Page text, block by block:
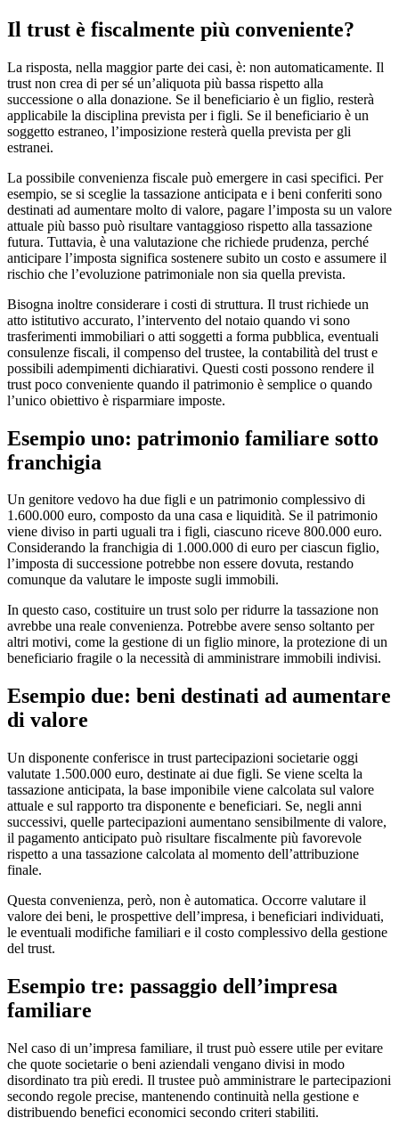
Il trust è fiscalmente più conveniente?
La risposta, nella maggior parte dei casi, è: non automaticamente. Il
trust non crea di per sé un’aliquota più bassa rispetto alla
successione o alla donazione. Se il beneficiario è un figlio, resterà
applicabile la disciplina prevista per i figli. Se il beneficiario è un
soggetto estraneo, l’imposizione resterà quella prevista per gli
estranei.
La possibile convenienza fiscale può emergere in casi specifici. Per
esempio, se si sceglie la tassazione anticipata e i beni conferiti sono
destinati ad aumentare molto di valore, pagare l’imposta su un valore
attuale più basso può risultare vantaggioso rispetto alla tassazione
futura. Tuttavia, è una valutazione che richiede prudenza, perché
anticipare l’imposta significa sostenere subito un costo e assumere il
rischio che l’evoluzione patrimoniale non sia quella prevista.
Bisogna inoltre considerare i costi di struttura. Il trust richiede un
atto istitutivo accurato, l’intervento del notaio quando vi sono
trasferimenti immobiliari o atti soggetti a forma pubblica, eventuali
consulenze fiscali, il compenso del trustee, la contabilità del trust e
possibili adempimenti dichiarativi. Questi costi possono rendere il
trust poco conveniente quando il patrimonio è semplice o quando
l’unico obiettivo è risparmiare imposte.
Esempio uno: patrimonio familiare sotto
franchigia
Un genitore vedovo ha due figli e un patrimonio complessivo di
1.600.000 euro, composto da una casa e liquidità. Se il patrimonio
viene diviso in parti uguali tra i figli, ciascuno riceve 800.000 euro.
Considerando la franchigia di 1.000.000 di euro per ciascun figlio,
l’imposta di successione potrebbe non essere dovuta, restando
comunque da valutare le imposte sugli immobili.
In questo caso, costituire un trust solo per ridurre la tassazione non
avrebbe una reale convenienza. Potrebbe avere senso soltanto per
altri motivi, come la gestione di un figlio minore, la protezione di un
beneficiario fragile o la necessità di amministrare immobili indivisi.
Esempio due: beni destinati ad aumentare
di valore
Un disponente conferisce in trust partecipazioni societarie oggi
valutate 1.500.000 euro, destinate ai due figli. Se viene scelta la
tassazione anticipata, la base imponibile viene calcolata sul valore
attuale e sul rapporto tra disponente e beneficiari. Se, negli anni
successivi, quelle partecipazioni aumentano sensibilmente di valore,
il pagamento anticipato può risultare fiscalmente più favorevole
rispetto a una tassazione calcolata al momento dell’attribuzione
finale.
Questa convenienza, però, non è automatica. Occorre valutare il
valore dei beni, le prospettive dell’impresa, i beneficiari individuati,
le eventuali modifiche familiari e il costo complessivo della gestione
del trust.
Esempio tre: passaggio dell’impresa
familiare
Nel caso di un’impresa familiare, il trust può essere utile per evitare
che quote societarie o beni aziendali vengano divisi in modo
disordinato tra più eredi. Il trustee può amministrare le partecipazioni
secondo regole precise, mantenendo continuità nella gestione e
distribuendo benefici economici secondo criteri stabiliti.